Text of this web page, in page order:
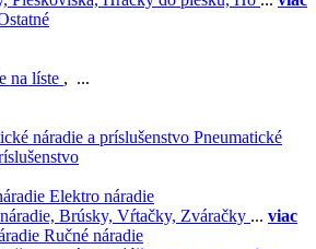
na líste , ...
Pneumatické
Elektro náradie
Brúsky, Vŕtačky, Zváračky ... viac
Ručné náradie